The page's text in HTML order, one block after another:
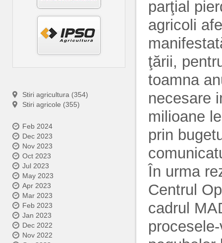
Stiri agricultura (354)
Stiri agricole (355)
Feb 2024
Dec 2023
Nov 2023
Oct 2023
Jul 2023
May 2023
Apr 2023
Mar 2023
Feb 2023
Jan 2023
Dec 2022
Nov 2022
parţial
agricoli
ţării,
toamna
necesare
milioane
prin
În urma
Centrul
cadrul